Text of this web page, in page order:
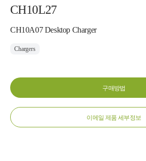
CH10L27
CH10A07 Desktop Charger
Chargers
구매방법
이메일 제품 세부정보